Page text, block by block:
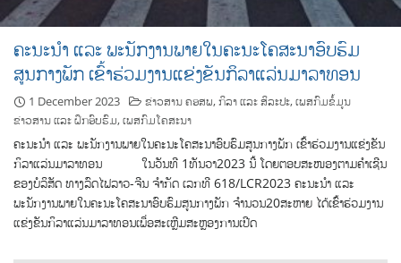
ຄະນະນຳ ແລະ ພະນັກງານພາຍໃນຄະນະໂຄສະນາອົບຮົມ
ສູນກາງພັກ ເຂົ້າຮ່ວມງານແຂ່ງຂັນກິລາແລ່ນມາລາທອນ
1 December 2023 ຂ່າວສານ ຄອສພ,ກິລາ ແລະ ສິລະປະ,ເພສກົມຂໍ້ມູນ
ຂ່າວສານ ແລະ ຝຶກອົບຮົມ,ເພສກົມໂຄສະນາ
ຄະນະນຳ ແລະ ພະນັກງານພາຍໃນຄະນະໂຄສະນາອົບຮົມສູນກາງພັກ ເຂົ້າຮ່ວມງານແຂ່ງຂັນ
ກິລາແລ່ນມາລາທອນ ໃນວັນທີ 1ທັນວາ2023 ນີ້ ໂດຍຕອບສະໜອງຕາມຄຳເຊີນ
ຂອງບໍລິສັດ ທາງລົດໄຟລາວ-ຈີນ ຈຳກັດ ເລກທີ 618/LCR2023 ຄະນະນຳ ແລະ
ພະນັກງານພາຍໃນຄະນະໂຄສະນາອົບຮົມສູນກາງພັກ ຈຳນວນ20ສະຫາຍ ໄດ້ເຂົ້າຮ່ວມງານ
ແຂ່ງຂັນກິລາແລ່ນມາລາທອນເພື່ອສະເຫຼີມສະຫຼອງການເປີດ